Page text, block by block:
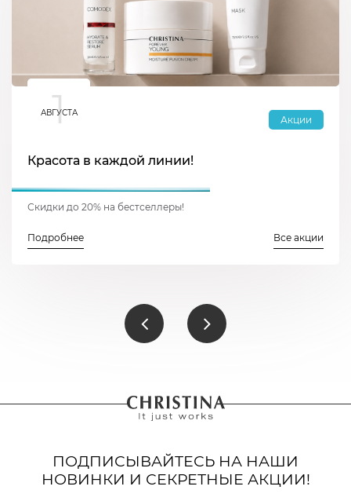
1
АВГУСТА
Акции
Красота в каждой линии!
Скидки до 20% на бестселлеры!
Подробнее Все акции
ПОДПИСЫВАЙТЕСЬ НА НАШИ
НОВИНКИ И СЕКРЕТНЫЕ АКЦИИ!